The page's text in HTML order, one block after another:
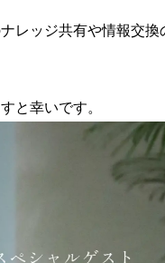
レッジ共有や情報交換
と幸いです。